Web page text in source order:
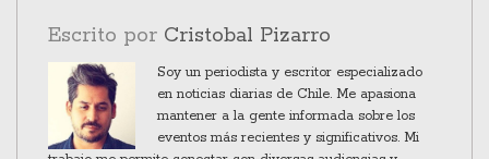
Escrito por Cristobal Pizarro
Soy un periodista y escritor especializado
en noticias diarias de Chile. Me apasiona
mantener a la gente informada sobre los
eventos más recientes y significativos. Mi